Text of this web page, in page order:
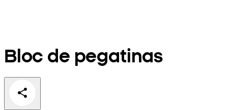
Bloc de pegatinas